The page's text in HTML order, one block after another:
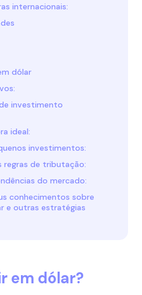
internacionais:
dólar
investimento
ideal:
investimentos:
regras de tributação:
do mercado:
conhecimentos sobre
e outras estratégias
em dólar?